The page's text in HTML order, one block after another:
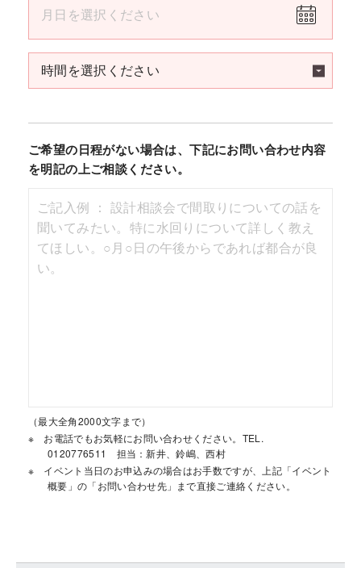
ご希望の日程がない場合は、下記にお問い合わせ内容
を明記の上ご相談ください。
（最大全角2000文字まで）
お電話でもお気軽にお問い合わせください。TEL.
0120776511 担当：新井、鈴嶋、西村
イベント当日のお申込みの場合はお手数ですが、上記「イベント
概要」の「お問い合わせ先」まで直接ご連絡ください。